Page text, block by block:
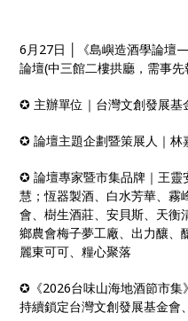
6月27日 │《島嶼造酒學論壇
論壇(中三館二樓拱廳，需事先
✪ 主辦單位｜台灣文創發展基
✪ 論壇主題企劃暨策展人｜林
✪ 論壇專家暨市集品牌｜王靈
慧；恆器製酒、白水芳華、霧
會、樹生酒莊、安貝斯、天衡
鄉農會梅子夢工廠、出力釀、
麗東可可、糧心聚落
✪《2026台味山海地酒節市集
持續鎖定台灣文創發展基金會